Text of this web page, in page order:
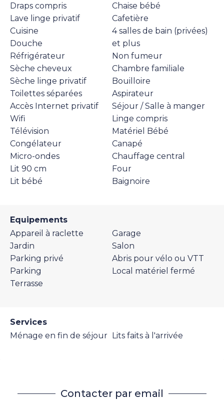
Draps compris
Lave linge privatif
Cuisine
Douche
Réfrigérateur
Sèche cheveux
Sèche linge privatif
Toilettes séparées
Accès Internet privatif
Wifi
Télévision
Congélateur
Micro-ondes
Lit 90 cm
Lit bébé
Chaise bébé
Cafetière
4 salles de bain (privées)
et plus
Non fumeur
Chambre familiale
Bouilloire
Aspirateur
Séjour / Salle à manger
Linge compris
Matériel Bébé
Canapé
Chauffage central
Four
Baignoire
Equipements
Appareil à raclette
Jardin
Parking privé
Parking
Terrasse
Garage
Salon
Abris pour vélo ou VTT
Local matériel fermé
Services
Ménage en fin de séjour Lits faits à l'arrivée
Contacter par email